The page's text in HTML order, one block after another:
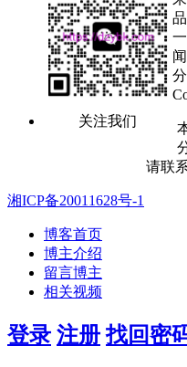
关注我们
请联
湘ICP备20011628号-1
博客首页
博主介绍
留言博主
相关视频
登录 注册 找回密